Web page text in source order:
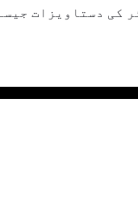
کی دستاویزات